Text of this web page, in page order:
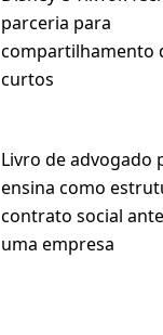
parceria para
compartilhamento
curtos
Livro de advogado
ensina como
contrato social
uma empresa